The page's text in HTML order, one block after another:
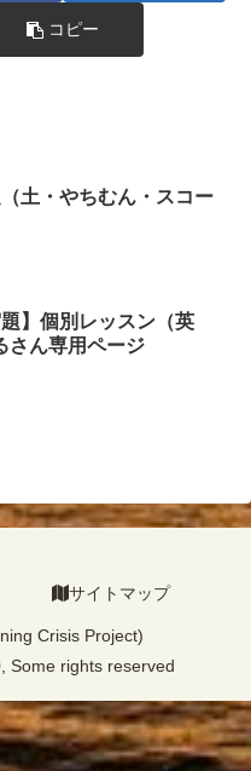
コピー
土・やちむん・スコー
】個別レッスン（英
さん専用ページ
サイトマップ
Crisis Project)
Some rights reserved